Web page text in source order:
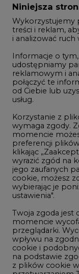
Zmiany
Studio CIRE
Rozmowy o
Gospodarka
Geopolityka
LTE450
Innowacje i AI
Handel
Wodór
Górnictwo
Atom
Fotowoltaika
Offshore wind
Niniejsza
Wykorzystujemy
treści i reklam,
i analizować ruch
Informacje o
udostępniamy
reklamowym i
połączyć te
od Ciebie lub
usług.
Korzystanie z
wymaga zgody.
momencie
preferencji
klikając
wyrazić zgód na
jego zaufanych
cookie, możesz
wybierając je
ustawienia".
Twoja zgoda jest
momencie
przeglądarki.
wpływu na
cookie i
na podstawie
z plików cookie